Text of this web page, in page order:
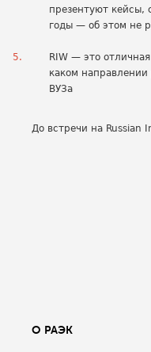
презентуют
годы — об этом не
RIW — это
каком направлении
ВУЗа
До встречи на Russian
О РАЭК